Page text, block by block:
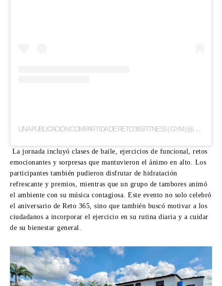
U
NA PUBLICACIÓN COMPARTIDA DE RETO365FITNESS | GYM (@RETO365FITNESS)
La jornada incluyó clases de baile, ejercicios de funcional, retos
emocionantes y sorpresas que mantuvieron el ánimo en alto. Los
participantes también pudieron disfrutar de hidratación
refrescante y premios, mientras que un grupo de tambores animó
el ambiente con su música contagiosa. Este evento no solo celebró
el aniversario de Reto 365, sino que también buscó motivar a los
ciudadanos a incorporar el ejercicio en su rutina diaria y a cuidar
de su bienestar general.